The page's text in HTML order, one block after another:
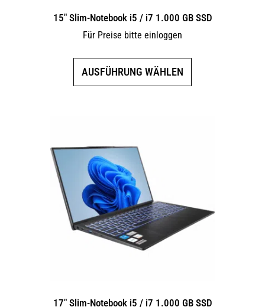
15″ Slim-Notebook i5 / i7 1.000 GB SSD
Für Preise bitte einloggen
AUSFÜHRUNG WÄHLEN
der
17″ Slim-Notebook i5 / i7 1.000 GB SSD